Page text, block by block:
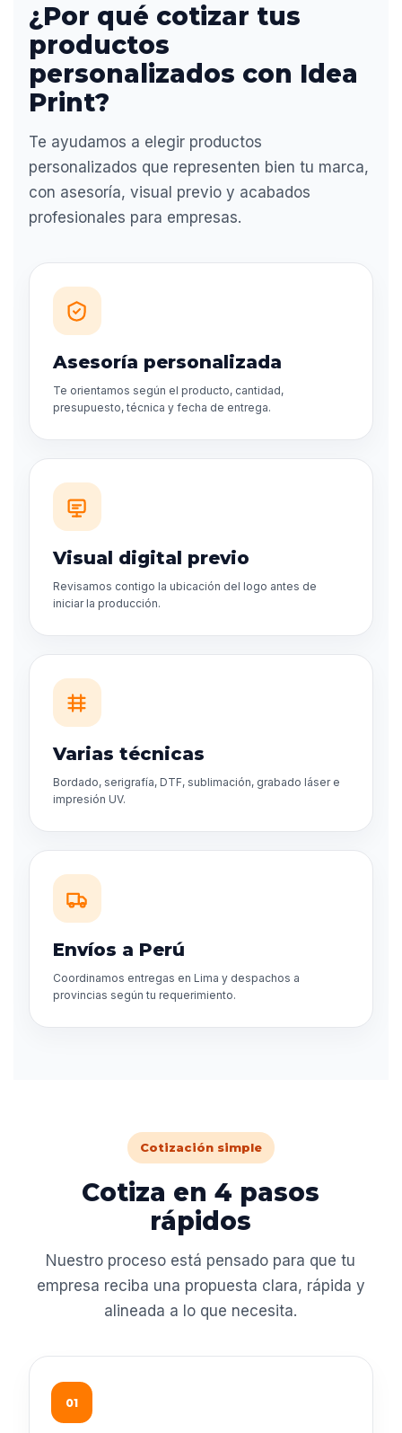
¿Por qué cotizar tus
productos
personalizados con Idea
Print?
Te ayudamos a elegir productos
personalizados que representen bien tu marca,
con asesoría, visual previo y acabados
profesionales para empresas.
Asesoría personalizada
Te orientamos según el producto, cantidad,
presupuesto, técnica y fecha de entrega.
Visual digital previo
Revisamos contigo la ubicación del logo antes de
iniciar la producción.
Varias técnicas
Bordado, serigrafía, DTF, sublimación, grabado láser e
impresión UV.
Envíos a Perú
Coordinamos entregas en Lima y despachos a
provincias según tu requerimiento.
Cotización simple
Cotiza en 4 pasos
rápidos
Nuestro proceso está pensado para que tu
empresa reciba una propuesta clara, rápida y
alineada a lo que necesita.
01